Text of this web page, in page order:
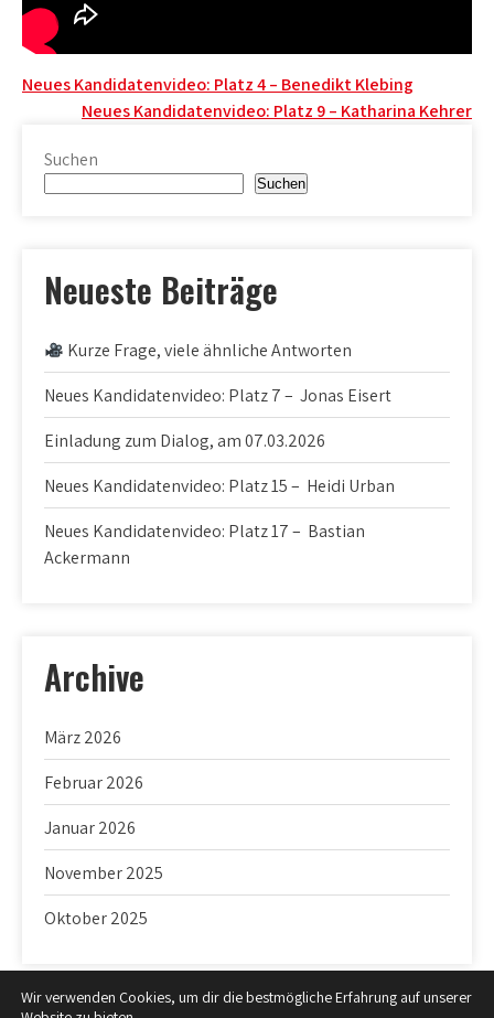
Beitragsnavigation
Neues Kandidatenvideo: Platz 4 – Benedikt Klebing
Neues Kandidatenvideo: Platz 9 – Katharina Kehrer
Suchen
Suchen
Neueste Beiträge
Kurze Frage, viele ähnliche Antworten
Neues Kandidatenvideo: Platz 7 – Jonas Eisert
Einladung zum Dialog, am 07.03.2026
Neues Kandidatenvideo: Platz 15 – Heidi Urban
Neues Kandidatenvideo: Platz 17 – Bastian
Ackermann
Archive
März 2026
Februar 2026
Januar 2026
November 2025
Oktober 2025
Wir verwenden Cookies, um dir die bestmögliche Erfahrung auf unserer